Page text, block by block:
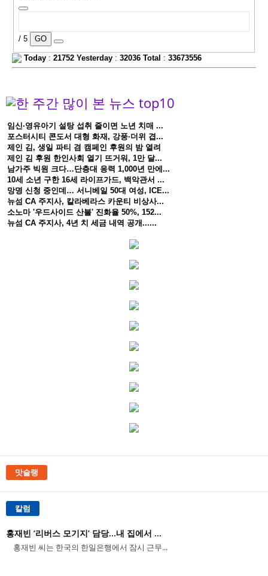
/ 5 GO
Today : 21752 Yesterday : 32036 Total : 33673556
임신·영유아기 설탕 섭취 줄이면 노년 치매 ...
포스터시티 콘도서 대형 화재, 강풍·더위 겹...
제인 김, 생일 파티 겸 캠페인 후원의 밤 열려
제인 김 후원 한인사회 열기 뜨거워, 1만 달...
남가주 빅원 크다…단층대 응력 1,000년 만에...
10세 소년 구한 16세 라이프가드, 백악관서 ...
망명 신청 중인데… 서니베일 50대 여성, ICE...
뉴섬 CA 주지사, 칼라베라스 카운티 비상사...
소노마 '우드사이드 산불' 진화율 50%, 152...
뉴섬 CA 주지사, 4년 치 세금 내역 공개......
맛슐랭
칼럼
홍재빈 ‘리버스 모기지’ 담당...내 집에서 ...
홍재빈 씨는 한국의 한일은행에서 잠시 근무...